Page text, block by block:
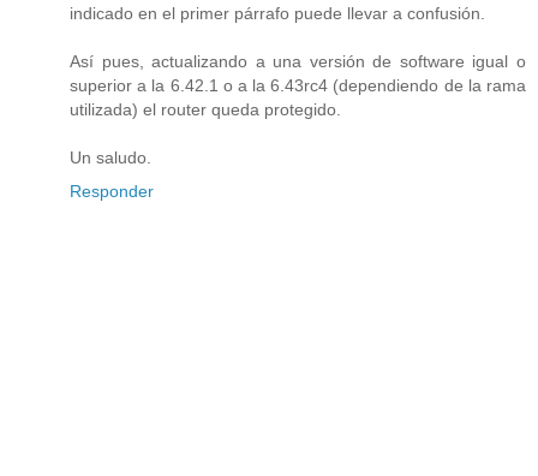
indicado en el primer párrafo puede llevar a confusión.
Así pues, actualizando a una versión de software igual o
superior a la 6.42.1 o a la 6.43rc4 (dependiendo de la rama
utilizada) el router queda protegido.
Un saludo.
Responder